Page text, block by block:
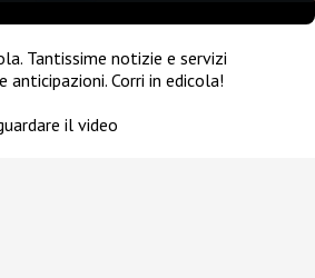
Tantissime notizie e servizi
anticipazioni. Corri in edicola!
il video